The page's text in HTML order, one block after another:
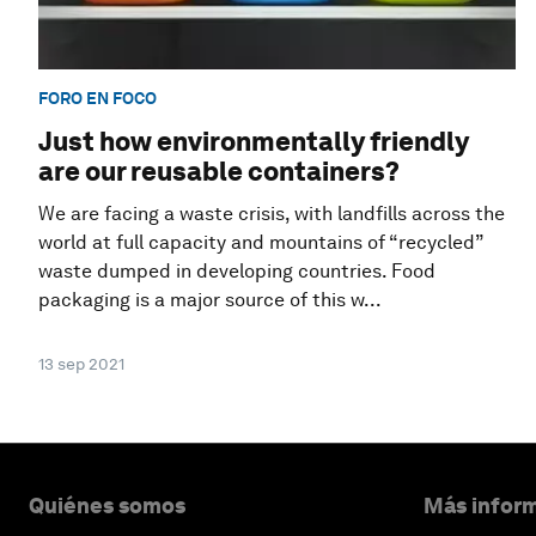
FORO EN FOCO
Just how environmentally friendly
are our reusable containers?
We are facing a waste crisis, with landfills across the
world at full capacity and mountains of “recycled”
waste dumped in developing countries. Food
packaging is a major source of this w...
13 sep 2021
Quiénes somos Más